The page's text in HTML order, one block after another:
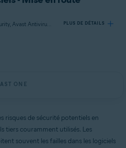
S’applique à Avast Premium Security, Avast Antivirus Gratuit, Avast One PLUS DE DÉTAILS
ONE
risques de sécurité potentiels en
tiers couramment utilisés. Les
souvent les failles dans les logiciels